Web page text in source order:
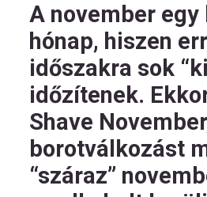
A november
hónap, hiszen
időszakra sok
időzítenek.
Shave
borotválkozást
“száraz”